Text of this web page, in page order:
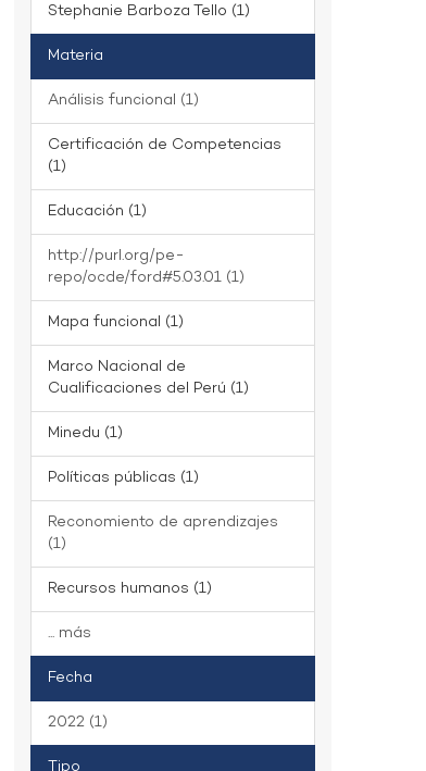
Stephanie Barboza Tello (1)
Materia
Análisis funcional (1)
Certificación de Competencias
(1)
Educación (1)
http://purl.org/pe-
repo/ocde/ford#5.03.01 (1)
Mapa funcional (1)
Marco Nacional de
Cualificaciones del Perú (1)
Minedu (1)
Políticas públicas (1)
Reconomiento de aprendizajes
(1)
Recursos humanos (1)
... más
Fecha
2022 (1)